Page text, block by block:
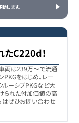
します。
C220d！
両は239万〜で流通
PKGをはじめ、レー
ルーシブPKGなど大
られた付加価値の高
はぜひお問い合わせ